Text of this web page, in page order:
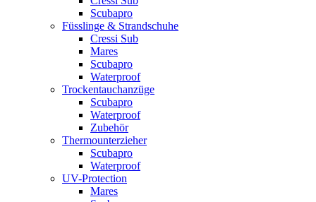
Scubapro
Füsslinge & Strandschuhe
Cressi Sub
Mares
Scubapro
Waterproof
Trockentauchanzüge
Scubapro
Waterproof
Zubehör
Thermounterzieher
Scubapro
Waterproof
UV-Protection
Mares